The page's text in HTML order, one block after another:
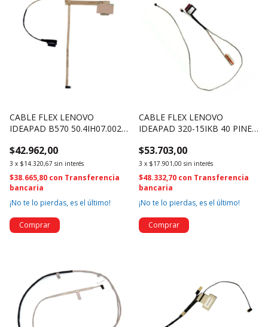
CABLE FLEX LENOVO
IDEAPAD B570 50.4IH07.002
$42.962,00
3 x $14.320,67 sin interés
$38.665,80 con Transferencia
bancaria
¡No te lo pierdas, es el último!
CABLE FLEX LENOVO
IDEAPAD 320-15IKB 40 PINES
$53.703,00
3 x $17.901,00 sin interés
$48.332,70 con Transferencia
bancaria
¡No te lo pierdas, es el último!